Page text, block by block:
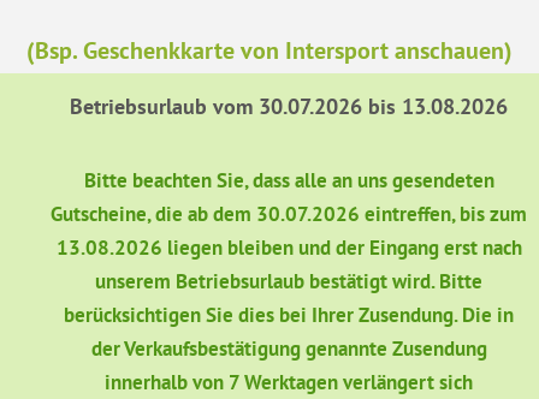
(Bsp. Geschenkkarte von Intersport anschauen)
Betriebsurlaub vom 30.07.2026 bis 13.08.2026
Bitte beachten Sie, dass alle an uns gesendeten
Gutscheine, die ab dem 30.07.2026 eintreffen, bis zum
13.08.2026 liegen bleiben und der Eingang erst nach
unserem Betriebsurlaub bestätigt wird. Bitte
berücksichtigen Sie dies bei Ihrer Zusendung. Die in
der Verkaufsbestätigung genannte Zusendung
innerhalb von 7 Werktagen verlängert sich